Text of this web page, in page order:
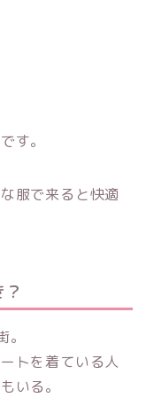
す。
服で来ると快適
トを着ている人
いる。